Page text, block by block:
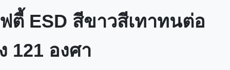
ฟตี้ ESD สีขาวสีเทาทนต่อ
121 องศา